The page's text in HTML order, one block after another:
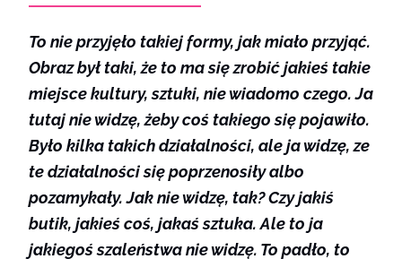
To nie przyjęło takiej formy, jak miało przyjąć.
Obraz był taki, że to ma się zrobić jakieś takie
miejsce kultury, sztuki, nie wiadomo czego. Ja
tutaj nie widzę, żeby coś takiego się pojawiło.
Było kilka takich działalności, ale ja widzę, ze
te działalności się poprzenosiły albo
pozamykały. Jak nie widzę, tak? Czy jakiś
butik, jakieś coś, jakaś sztuka. Ale to ja
jakiegoś szaleństwa nie widzę. To padło, to